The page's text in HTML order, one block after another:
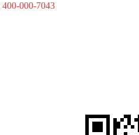
400-000-7043